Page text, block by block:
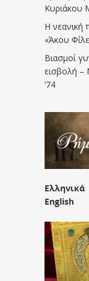
Κυριάκου
Η νεανική
«Άκου
Βιασμοί
εισβολή –
’74
Ελληνικά
English